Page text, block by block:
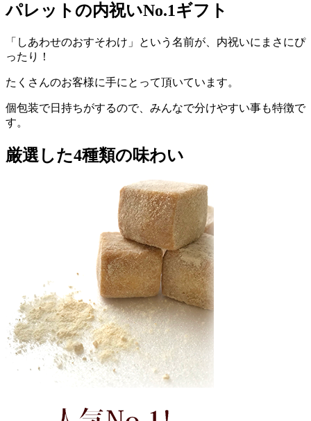
パレットの内祝いNo.1ギフト
「しあわせのおすそわけ」という名前が、内祝いにまさにぴ
ったり！
たくさんのお客様に手にとって頂いています。
個包装で日持ちがするので、みんなで分けやすい事も特徴で
す。
厳選した4種類の味わい